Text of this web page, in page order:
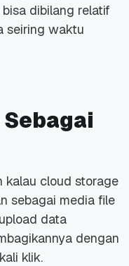
dibilang relatif
seiring waktu
kalau cloud storage
sebagai media file
data
dengan
klik.